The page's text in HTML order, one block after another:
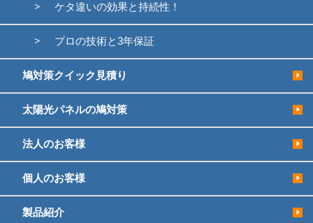
ケタ違いの効果と持続性！
プロの技術と3年保証
鳩対策クイック見積り
太陽光パネルの鳩対策
法人のお客様
個人のお客様
製品紹介